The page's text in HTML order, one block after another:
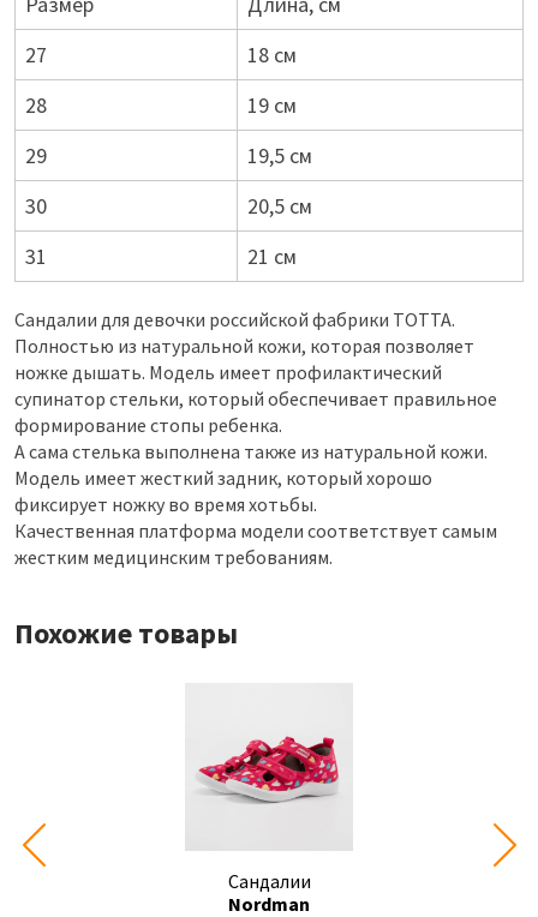
27
18 см
28
19 см
29
19,5 см
30
20,5 см
31
21 см
Сандалии для девочки российской фабрики ТОТТА.
Полностью из натуральной кожи, которая позволяет
ножке дышать. Модель имеет профилактический
супинатор стельки, который обеспечивает правильное
формирование стопы ребенка.
А сама стелька выполнена также из натуральной кожи.
Модель имеет жесткий задник, который хорошо
фиксирует ножку во время хотьбы.
Качественная платформа модели соответствует самым
жестким медицинским требованиям.
Похожие товары
Сандалии
Nordman